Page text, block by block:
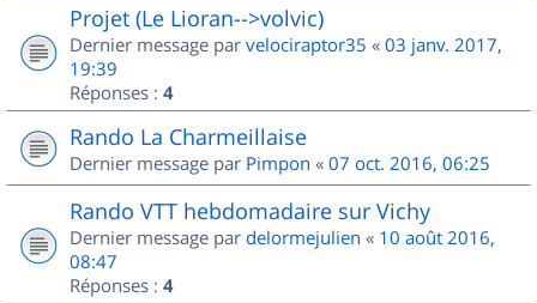
Projet (Le Lioran-->volvic)
Dernier message par velociraptor35 « 03 janv. 2017,
19:39
Réponses : 4
Rando La Charmeillaise
Dernier message par Pimpon « 07 oct. 2016, 06:25
Rando VTT hebdomadaire sur Vichy
Dernier message par delormejulien « 10 août 2016,
08:47
Réponses : 4